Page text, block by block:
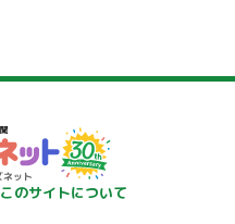
このサイトについて